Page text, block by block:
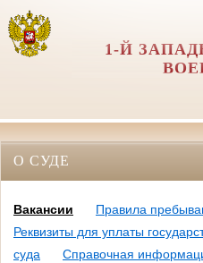
1-Й
О СУДЕ
Вакансии
Правила
Реквизиты для уплаты
суда
Справочная